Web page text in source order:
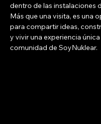
dentro de las instalaciones
Más que una visita, es una
para compartir ideas,
y vivir una experiencia
comunidad de SoyNuklear.